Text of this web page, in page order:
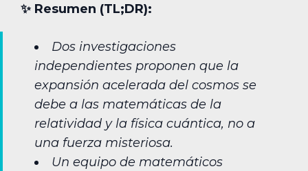
✨︎ Resumen (TL;DR):
Dos investigaciones
independientes proponen que la
expansión acelerada del cosmos se
debe a las matemáticas de la
relatividad y la física cuántica, no a
una fuerza misteriosa.
Un equipo de matemáticos